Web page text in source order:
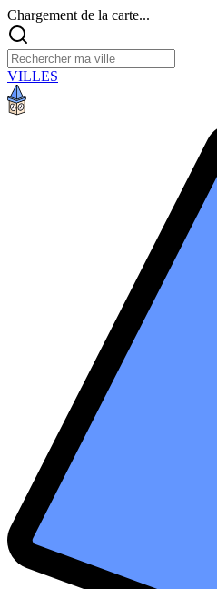
Chargement de la carte...
VILLES